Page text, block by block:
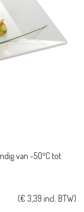
van -50ºC tot
(€ 3,39 incl. BTW)